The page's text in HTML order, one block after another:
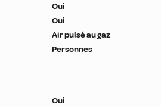
Oui
Oui
Air pulsé au gaz
Personnes
Oui